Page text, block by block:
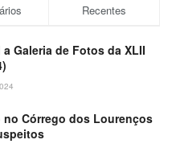
Recentes
Galeria de Fotos da XLII
Córrego dos Lourenços